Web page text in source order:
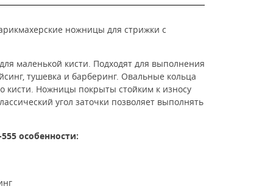
ножницы для стрижки с
маленькой кисти. Подходят для выполнения
тушевка и барберинг. Овальные кольца
кисти. Ножницы покрыты стойким к износу
угол заточки позволяет выполнять
особенности: